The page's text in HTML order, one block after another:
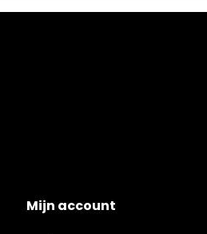
Mijn account